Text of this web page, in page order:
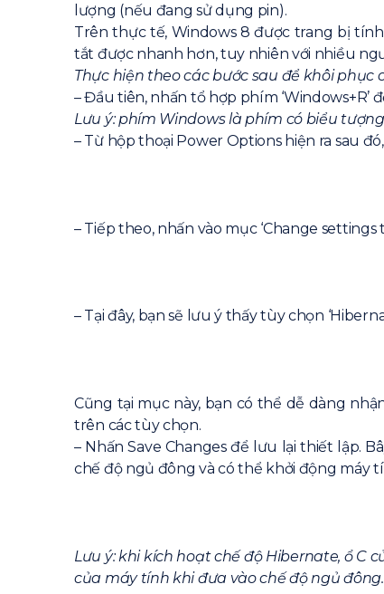
lượng (nếu đang sử dụng pin).
Trên thực tế, Windows 8 được trang bị
tắt được nhanh hơn, tuy nhiên với nhiều
Thực hiện theo các bước sau để khôi phục
– Đầu tiên, nhấn tổ hợp phím ‘Windows+R’
Lưu ý: phím Windows là phím có biểu
– Từ hộp thoại Power Options hiện ra sau
– Tiếp theo, nhấn vào mục ‘Change
– Tại đây, bạn sẽ lưu ý thấy tùy chọn
Cũng tại mục này, bạn có thể dễ dàng
trên các tùy chọn.
– Nhấn Save Changes để lưu lại thiết lập.
chế độ ngủ đông và có thể khởi động máy
Lưu ý: khi kích hoạt chế độ Hibernate, ổ C
của máy tính khi đưa vào chế độ ngủ đông.